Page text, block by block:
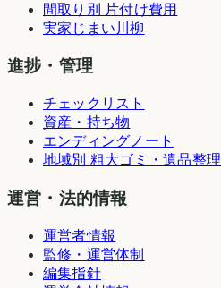
間取り別 片付け費用
実家じまい川柳
進捗・管理
チェックリスト
資産・持ち物
エンディングノート
地域別 粗大ゴミ・遺品整理
運営・法的情報
運営者情報
監修・運営体制
編集指針